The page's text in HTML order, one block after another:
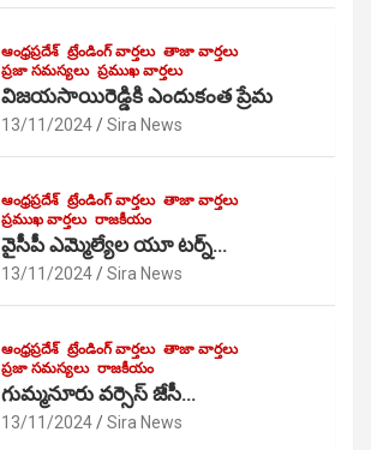
ఆంధ్రప్రదేశ్ ట్రేండింగ్ వార్తలు తాజా వార్తలు
ప్రజా సమస్యలు ప్రముఖ వార్తలు
విజయసాయిరెడ్డికి ఎందుకంత ప్రేమ
13/11/2024 Sira News
ఆంధ్రప్రదేశ్ ట్రేండింగ్ వార్తలు తాజా వార్తలు
ప్రముఖ వార్తలు రాజకీయం
వైసీపీ ఎమ్మెల్యేల యూ టర్న్…
13/11/2024 Sira News
ఆంధ్రప్రదేశ్ ట్రేండింగ్ వార్తలు తాజా వార్తలు
ప్రజా సమస్యలు రాజకీయం
గుమ్మనూరు వర్సెస్ జేసీ…
13/11/2024 Sira News